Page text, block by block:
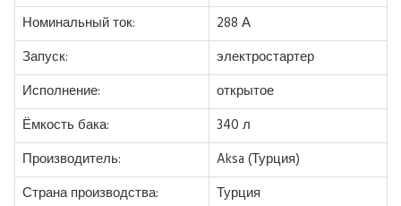
Номинальный ток:
288 А
Запуск:
электростартер
Исполнение:
открытое
Ёмкость бака:
340 л
Производитель:
Aksa (Турция)
Страна производства:
Турция